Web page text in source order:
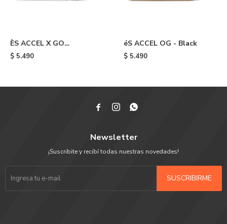
ÈS ACCEL X GO
SKATEBOARDING - Grey
$ 5.490
éS ACCEL OG - Black
$ 5.490
  
Newsletter
¡Suscribite y recibí todas nuestras novedades!
SUSCRIBIRME